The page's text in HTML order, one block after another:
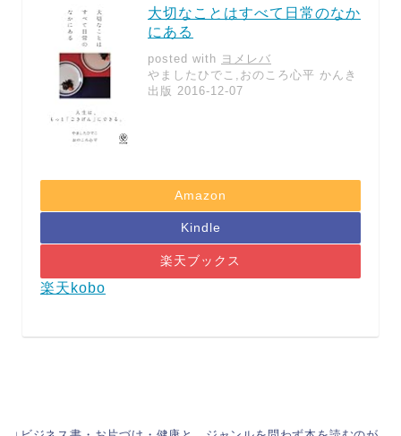
大切なことはすべて日常のなか
にある
posted with ヨメレバ
やましたひでこ,おのころ心平 かんき
出版 2016-12-07
Amazon
Kindle
楽天ブックス
楽天kobo